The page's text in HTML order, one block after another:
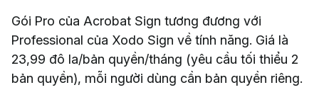
Gói Pro của Acrobat Sign tương đương với
Professional của Xodo Sign về tính năng. Giá là
23,99 đô la/bản quyền/tháng (yêu cầu tối thiểu 2
bản quyền), mỗi người dùng cần bản quyền riêng.